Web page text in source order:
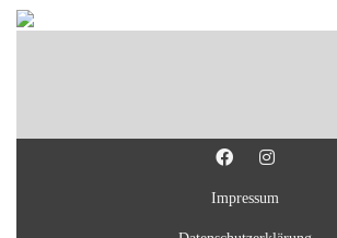
Impressum